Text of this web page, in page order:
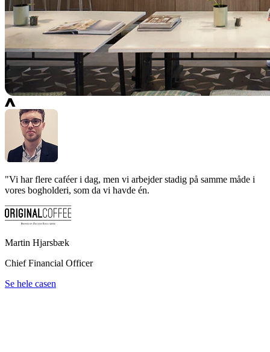
"Vi har flere caféer i dag, men vi arbejder stadig på samme måde i
vores bogholderi, som da vi havde én.
Martin Hjarsbæk
Chief Financial Officer
Se hele casen